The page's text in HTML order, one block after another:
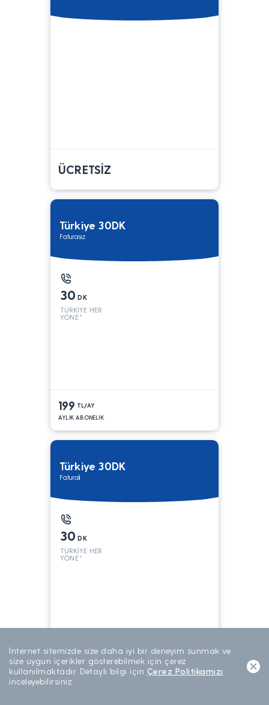
ÜCRETSİZ
Türkiye 30DK
Faturasız
30 DK
TÜRKİYE HER
YÖNE*
199 TL/AY
AYLIK ABONELİK
Türkiye 30DK
Faturalı
30 DK
TÜRKİYE HER
YÖNE*
199
AYLIK ABONELİK
İnternet sitemizde size daha iyi bir deneyim sunmak ve
size uygun içerikler gösterebilmek için çerez
kullanılmaktadır. Detaylı bilgi için Çerez Politikamızı
inceleyebilirsiniz.